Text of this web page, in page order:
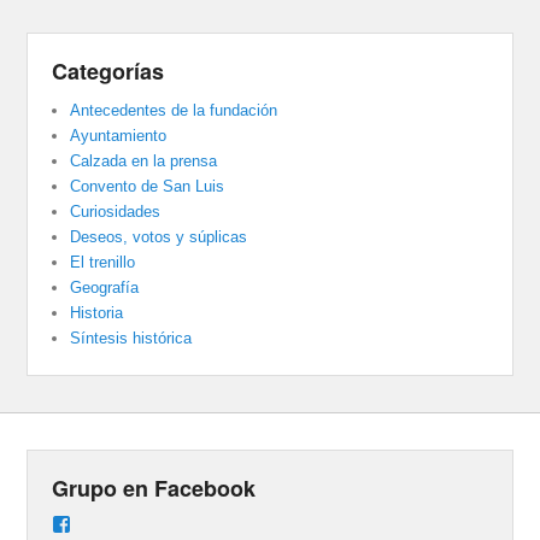
Categorías
Antecedentes de la fundación
Ayuntamiento
Calzada en la prensa
Convento de San Luis
Curiosidades
Deseos, votos y súplicas
El trenillo
Geografía
Historia
Síntesis histórica
Grupo en Facebook